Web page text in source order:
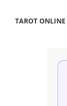
TAROT ONLINE